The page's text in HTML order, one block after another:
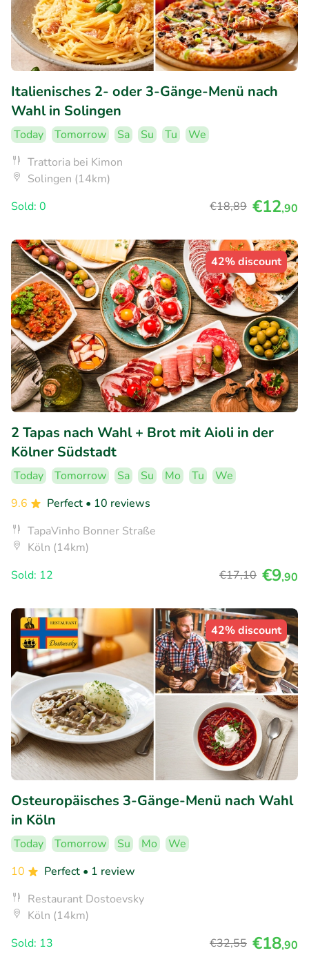
Italienisches 2- oder 3-Gänge-Menü nach
Wahl in Solingen
Today Tomorrow Sa Su Tu
We
Trattoria bei Kimon
Solingen (14km)
Sold: 0
€18,89 €12,90
42% discount
2 Tapas nach Wahl + Brot mit Aioli in der
Kölner Südstadt
Today Tomorrow Sa Su Mo Tu
We
9.6
Perfect • 10 reviews
TapaVinho Bonner Straße
Köln (14km)
Sold: 12
€17,10 €9,90
42% discount
Osteuropäisches 3-Gänge-Menü nach Wahl
in Köln
Today Tomorrow Su Mo
We
10
Perfect • 1 review
Restaurant Dostoevsky
Köln (14km)
Sold: 13
€32,55 €18,90